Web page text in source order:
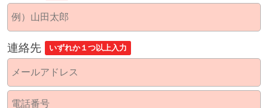
連絡先 いずれか１つ以上入力